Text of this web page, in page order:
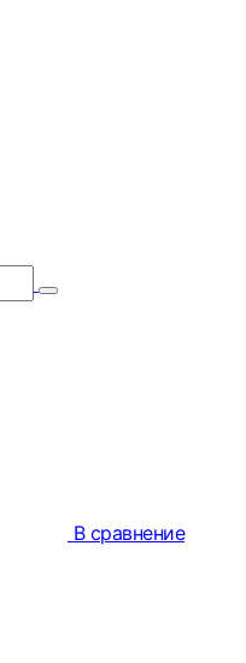
В сравнение